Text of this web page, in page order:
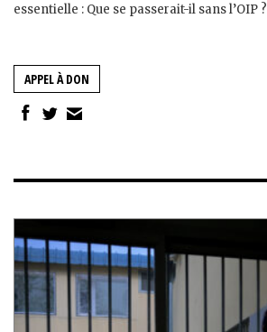
essentielle : Que se passerait-il sans l’OIP ?
APPEL À DON